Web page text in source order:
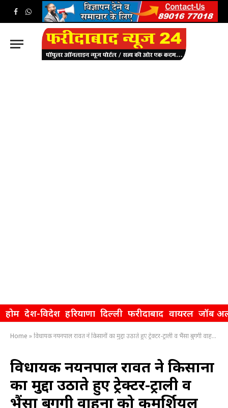
Facebook
WhatsApp
होम देश-विदेश हरियाणा दिल्ली फरीदाबाद वायरल जॉब
Home »विधायक नयनपाल रावत ने किसानों का मुद्दा उठाते हुए ट्रेक्टर-ट्राली व भैंसा बुगगी वाहनों को कमर्शियल व्हीकल में शामिल न किए जाने की मांग की
विधायक नयनपाल रावत ने किसानों
का मुद्दा उठाते हुए ट्रेक्टर-ट्राली व
भैंसा बुगगी वाहनों को कमर्शियल